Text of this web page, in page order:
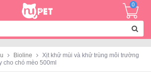
0
Bioline
Xịt khử mùi và khử trùng môi trường
cho chó mèo 500ml